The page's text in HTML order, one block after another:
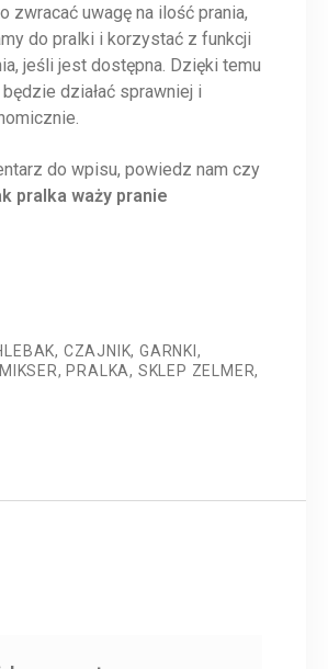
zwracać uwagę na ilość prania,
do pralki i korzystać z funkcji
jeśli jest dostępna. Dzięki temu
działać sprawniej i
do wpisu, powiedz nam czy
pralka waży pranie
, CZAJNIK,GARNKI ,
MIKSER, PRALKA, SKLEP ZELMER,